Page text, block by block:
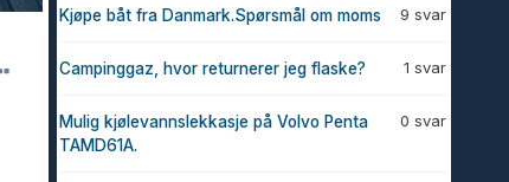
9 svar
Kjøpe båt fra Danmark.Spørsmål om moms
1 svar
Campinggaz, hvor returnerer jeg flaske?
0 svar
Mulig kjølevannslekkasje på Volvo Penta
TAMD61A.